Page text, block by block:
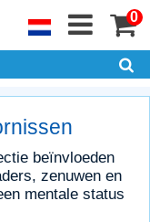
0
beïnvloeden
zenuwen en
mentale status